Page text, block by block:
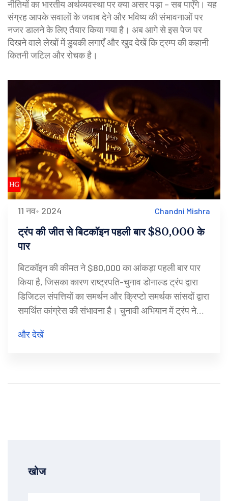
नीतियों का भारतीय अर्थव्यवस्था पर क्या असर पड़ा – सब पाएँगे। यह
संग्रह आपके सवालों के जवाब देने और भविष्य की संभावनाओं पर
नजर डालने के लिए तैयार किया गया है। अब आगे से इस पेज पर
दिखने वाले लेखों में डुबकी लगाएँ और खुद देखें कि ट्रम्प की कहानी
कितनी जटिल और रोचक है।
11 नव॰ 2024 Chandni Mishra
ट्रंप की जीत से बिटकॉइन पहली बार $80,000 के
पार
बिटकॉइन की कीमत ने $80,000 का आंकड़ा पहली बार पार
किया है, जिसका कारण राष्ट्रपति-चुनाव डोनाल्ड ट्रंप द्वारा
डिजिटल संपत्तियों का समर्थन और क्रिप्टो समर्थक सांसदों द्वारा
समर्थित कांग्रेस की संभावना है। चुनावी अभियान में ट्रंप ने
किया, जिससे बिटकॉइन की कीमतों में उछाल देखा गया।
और देखें
खोज